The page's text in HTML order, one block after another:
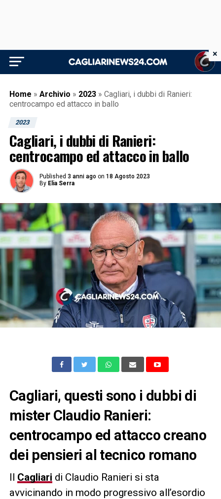
Home » Archivio » 2023 » Cagliari, i dubbi di Ranieri:
centrocampo ed attacco in ballo
2023
Cagliari, i dubbi di Ranieri:
centrocampo ed attacco in ballo
Published 3 anni ago on 18 Agosto 2023
By Elia Serra
Cagliari, questi sono i dubbi di
mister Claudio Ranieri:
centrocampo ed attacco creano
dei pensieri al tecnico romano
Il Cagliari di Claudio Ranieri si sta
avvicinando in modo progressivo all’esordio
×